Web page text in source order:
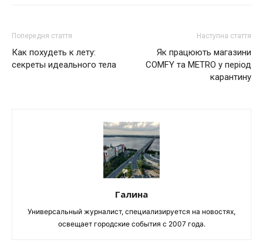
Попередня стаття
Как похудеть к лету:
секреты идеального тела
Наступна стаття
Як працюють магазини
COMFY та METRO у період
карантину
Галина
Универсальный журналист, специализируется на новостях,
освещает городские события с 2007 года.